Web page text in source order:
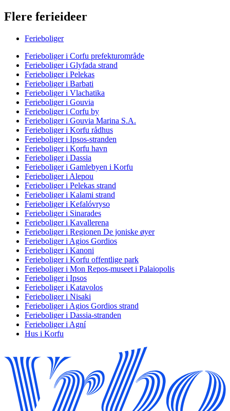
Flere ferieideer
Ferieboliger
Ferieboliger i Corfu prefekturområde
Ferieboliger i Glyfada strand
Ferieboliger i Pelekas
Ferieboliger i Barbati
Ferieboliger i Vlachatika
Ferieboliger i Gouvia
Ferieboliger i Corfu by
Ferieboliger i Gouvia Marina S.A.
Ferieboliger i Korfu rådhus
Ferieboliger i Ipsos-stranden
Ferieboliger i Korfu havn
Ferieboliger i Dassia
Ferieboliger i Gamlebyen i Korfu
Ferieboliger i Alepou
Ferieboliger i Pelekas strand
Ferieboliger i Kalami strand
Ferieboliger i Kefalóvryso
Ferieboliger i Sinarades
Ferieboliger i Kavallerena
Ferieboliger i Regionen De joniske øyer
Ferieboliger i Agios Gordios
Ferieboliger i Kanoni
Ferieboliger i Korfu offentlige park
Ferieboliger i Mon Repos-museet i Palaiopolis
Ferieboliger i Ipsos
Ferieboliger i Katavolos
Ferieboliger i Nisaki
Ferieboliger i Agios Gordios strand
Ferieboliger i Dassia-stranden
Ferieboliger i Agní
Hus i Korfu